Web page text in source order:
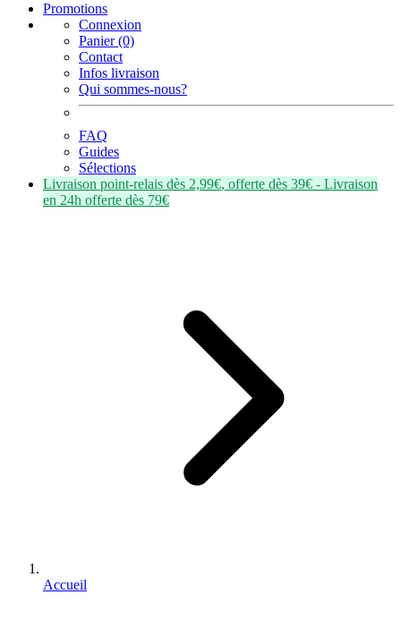
Promotions
Connexion
Panier (0)
Contact
Infos livraison
Qui sommes-nous?
FAQ
Guides
Sélections
Livraison point-relais dès 2,99€, offerte dès 39€ - Livraison
en 24h offerte dès 79€
Accueil